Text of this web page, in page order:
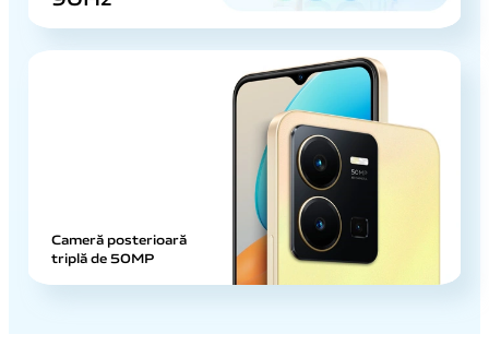
Cameră posterioară
triplă de 50MP